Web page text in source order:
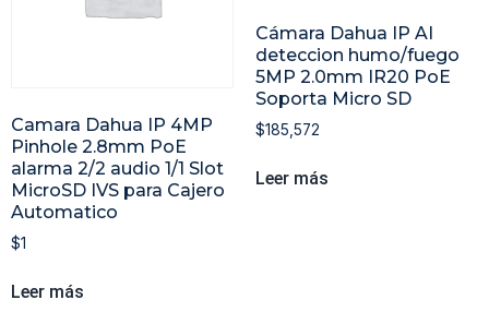
Camara Dahua IP 4MP
Pinhole 2.8mm PoE
alarma 2/2 audio 1/1 Slot
MicroSD IVS para Cajero
Automatico
$1
Leer más
Cámara Dahua IP AI
deteccion humo/fuego
5MP 2.0mm IR20 PoE
Soporta Micro SD
$185,572
Leer más